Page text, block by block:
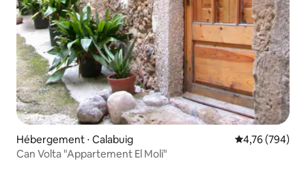
Hébergement ⋅ Calabuig Évaluation
4,76 (794)
Can Volta "Appartement El Molí"